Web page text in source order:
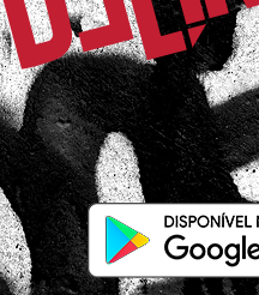
Fernanda G.
Comprador
11/07/2025 às
Salvador / BA
Lindo e de